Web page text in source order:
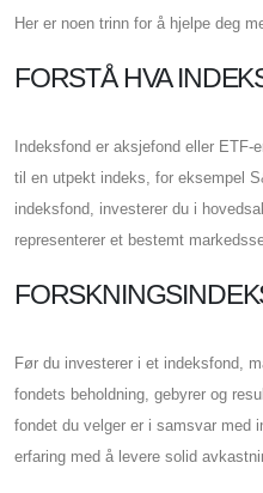
Her er noen trinn for å hjelpe deg
FORSTÅ HVA
Indeksfond er aksjefond eller
til en utpekt indeks, for eksempel
indeksfond, investerer du i
representerer et bestemt
Før du investerer i et indeksfond,
fondets beholdning, gebyrer og
fondet du velger er i samsvar med
erfaring med å levere solid